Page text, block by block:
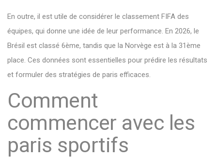
En outre, il est utile de considérer le classement FIFA des
équipes, qui donne une idée de leur performance. En 2026, le
Brésil est classé 6ème, tandis que la Norvège est à la 31ème
place. Ces données sont essentielles pour prédire les résultats
et formuler des stratégies de paris efficaces.
Comment
commencer avec les
paris sportifs